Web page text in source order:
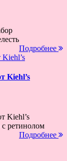
Подробнее
Kiehl’s
Kiehl’s
с ретинолом
Подробнее